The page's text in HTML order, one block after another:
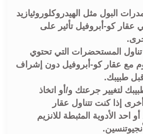
البول مثل الهيدروكلوروثيازيد
عقار كو-أبروفيل تأثير على
المستحضرات التي تحتوي
مع عقار كو-أبروفيل دون إشراف
طبيبك.
لتغيير جرعتك و/أو اتخاذ
إذا كنت تتناول عقار
احد الأدوية المثبطة للانزيم